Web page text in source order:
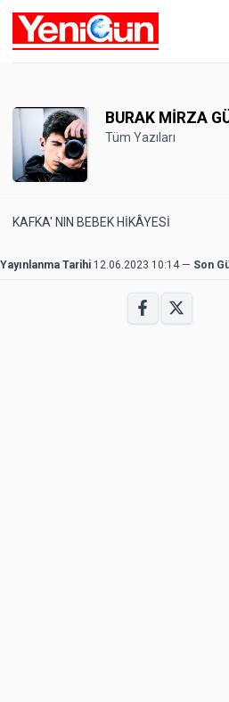
BURAK MİRZA
Tüm Yazıları
KAFKA' NIN BEBEK HİKÂYESİ
Yayınlanma Tarihi 12.06.2023 10:14— Son